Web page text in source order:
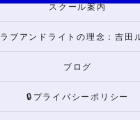
スクール案内
ブログ
🔒プライバシーポリシー